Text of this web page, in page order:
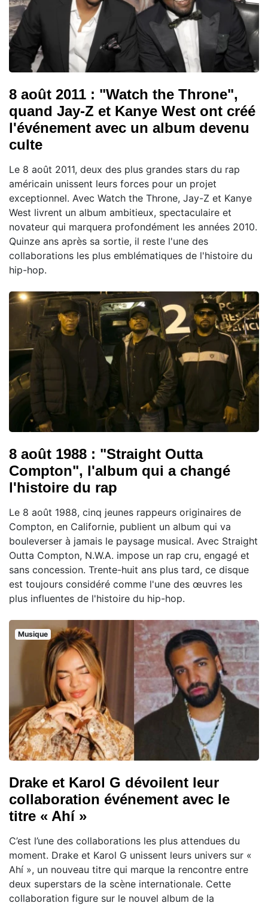
8 août 2011 : "Watch the Throne",
quand Jay-Z et Kanye West ont créé
l'événement avec un album devenu
culte
Le 8 août 2011, deux des plus grandes stars du rap
américain unissent leurs forces pour un projet
exceptionnel. Avec Watch the Throne, Jay-Z et Kanye
West livrent un album ambitieux, spectaculaire et
novateur qui marquera profondément les années 2010.
Quinze ans après sa sortie, il reste l'une des
collaborations les plus emblématiques de l'histoire du
hip-hop.
8 août 1988 : "Straight Outta
Compton", l'album qui a changé
l'histoire du rap
Le 8 août 1988, cinq jeunes rappeurs originaires de
Compton, en Californie, publient un album qui va
bouleverser à jamais le paysage musical. Avec Straight
Outta Compton, N.W.A. impose un rap cru, engagé et
sans concession. Trente-huit ans plus tard, ce disque
est toujours considéré comme l'une des œuvres les
plus influentes de l'histoire du hip-hop.
Musique
Drake et Karol G dévoilent leur
collaboration événement avec le
titre « Ahí »
C’est l’une des collaborations les plus attendues du
moment. Drake et Karol G unissent leurs univers sur «
Ahí », un nouveau titre qui marque la rencontre entre
deux superstars de la scène internationale. Cette
collaboration figure sur le nouvel album de la